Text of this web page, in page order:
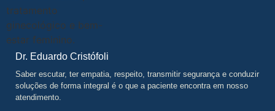
Dr. Eduardo Cristófoli
Saber escutar, ter empatia, respeito, transmitir segurança e conduzir
soluções de forma integral é o que a paciente encontra em nosso
atendimento.